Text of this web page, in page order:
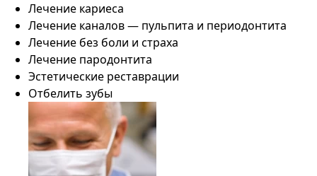
Лечение кариеса
Лечение каналов — пульпита и периодонтита
Лечение без боли и страха
Лечение пародонтита
Эстетические реставрации
Отбелить зубы